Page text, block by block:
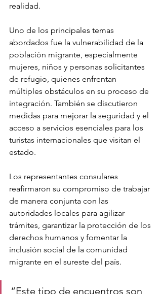
realidad.
Uno de los principales temas
abordados fue la vulnerabilidad de la
población migrante, especialmente
mujeres, niños y personas solicitantes
de refugio, quienes enfrentan
múltiples obstáculos en su proceso de
integración. También se discutieron
medidas para mejorar la seguridad y el
acceso a servicios esenciales para los
turistas internacionales que visitan el
estado.
Los representantes consulares
reafirmaron su compromiso de trabajar
de manera conjunta con las
autoridades locales para agilizar
trámites, garantizar la protección de los
derechos humanos y fomentar la
inclusión social de la comunidad
migrante en el sureste del país.
“Este tipo de encuentros son